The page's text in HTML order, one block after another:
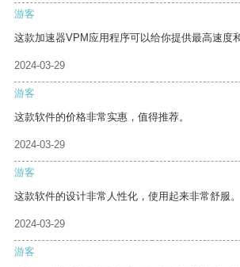
游客
这款加速器VPM应用程序可以给你提供最高速度
2024-03-29
游客
这款软件的价格非常实惠，值得推荐。
2024-03-29
游客
这款软件的设计非常人性化，使用起来非常舒服。
2024-03-29
游客